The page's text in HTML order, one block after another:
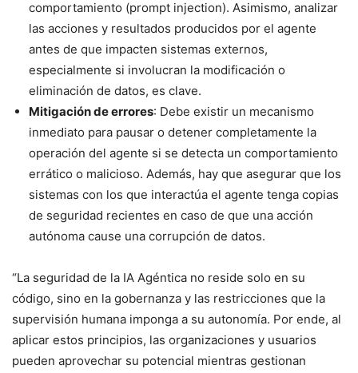
comportamiento (prompt injection). Asimismo, analizar
las acciones y resultados producidos por el agente
antes de que impacten sistemas externos,
especialmente si involucran la modificación o
eliminación de datos, es clave.
Mitigación de errores: Debe existir un mecanismo
inmediato para pausar o detener completamente la
operación del agente si se detecta un comportamiento
errático o malicioso. Además, hay que asegurar que los
sistemas con los que interactúa el agente tenga copias
de seguridad recientes en caso de que una acción
autónoma cause una corrupción de datos.
“La seguridad de la IA Agéntica no reside solo en su
código, sino en la gobernanza y las restricciones que la
supervisión humana imponga a su autonomía. Por ende, al
aplicar estos principios, las organizaciones y usuarios
pueden aprovechar su potencial mientras gestionan